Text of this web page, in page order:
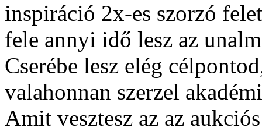
inspiráció 2x-es szorzó
fele annyi idő lesz az
Cserébe lesz elég
valahonnan szerzel
Amit vesztesz az az